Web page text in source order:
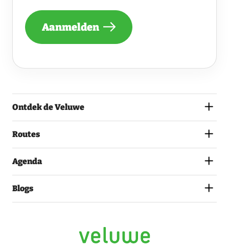
EEN
ONTVANGEN
EN
HET
Aanmelden
Ontdek de Veluwe
Routes
Agenda
Blogs